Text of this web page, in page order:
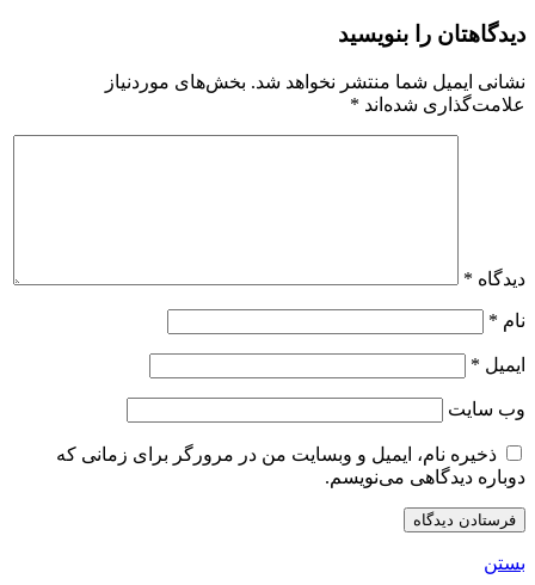
دیدگاهتان را بنویسید
نشانی ایمیل شما منتشر نخواهد شد. بخش‌های موردنیاز
علامت‌گذاری شده‌اند *
دیدگاه *
نام *
ایمیل *
وب‌ سایت
ذخیره نام، ایمیل و وبسایت من در مرورگر برای زمانی که
دوباره دیدگاهی می‌نویسم.
بستن